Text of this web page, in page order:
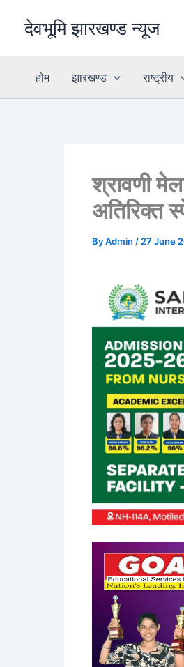
देवभूमि झारखण्ड न्यूज
होम झारखण्ड राष्ट्रीय
श्रावणी
अतिरिक्त
ByAdmin / 27 June